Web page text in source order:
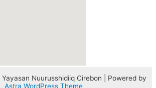
Nuurusshidiiq Cirebon | Powered by
Astra WordPress Theme